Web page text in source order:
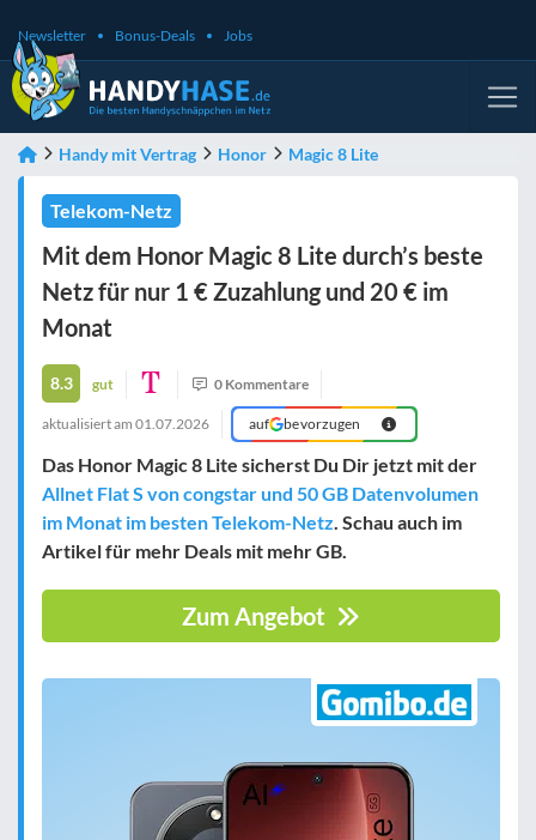
Newsletter Bonus-Deals Jobs
Handy mit Vertrag Honor Magic 8 Lite
Telekom-Netz
Mit dem Honor Magic 8 Lite durch’s beste
Netz für nur 1 € Zuzahlung und 20 € im
Monat
8.3 gut 0 Kommentare
aktualisiert am 01.07.2026 auf bevorzugen
Das Honor Magic 8 Lite sicherst Du Dir jetzt mit der
Allnet Flat S von congstar und 50 GB Datenvolumen
im Monat im besten Telekom-Netz. Schau auch im
Artikel für mehr Deals mit mehr GB.
Zum Angebot